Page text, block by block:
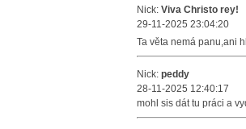
Nick: Viva Christo rey!
29-11-2025 23:04:20
Ta věta nemá panu,ani
Nick: peddy
28-11-2025 12:40:17
mohl sis dát tu práci a